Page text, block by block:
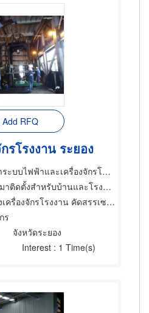
Add RFQ
รโรงงาน ระยอง
คัดสรรเซอร์วิส ผู้รับเหมาระบบไฟฟ้าและเครื่องจักรโรงงาน
รงงานไฟฟ้า,บริการติดตั้งและโยกย้ายเครื่องจักรกล,ขายส่งและผู้ผลิตชิ้นส่วนและอะไหล่เครื่องจักรกล
งจักรโรงงาน คัดสรรเซอร์วิส ระยอง
ร
จังหวัดระยอง
Interest : 1 Time(s)